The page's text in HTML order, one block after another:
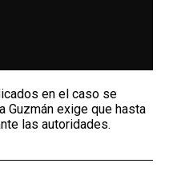
en el caso se
Guzmán exige que hasta
las autoridades.